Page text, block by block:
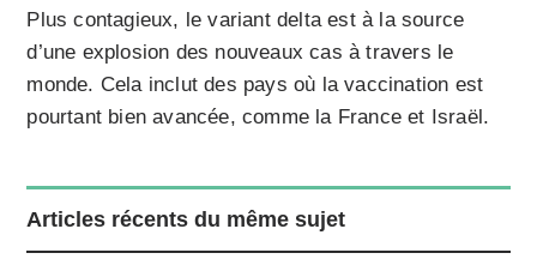
Plus contagieux, le variant delta est à la source
d’une explosion des nouveaux cas à travers le
monde. Cela inclut des pays où la vaccination est
pourtant bien avancée, comme la France et Israël.
Articles récents du même sujet